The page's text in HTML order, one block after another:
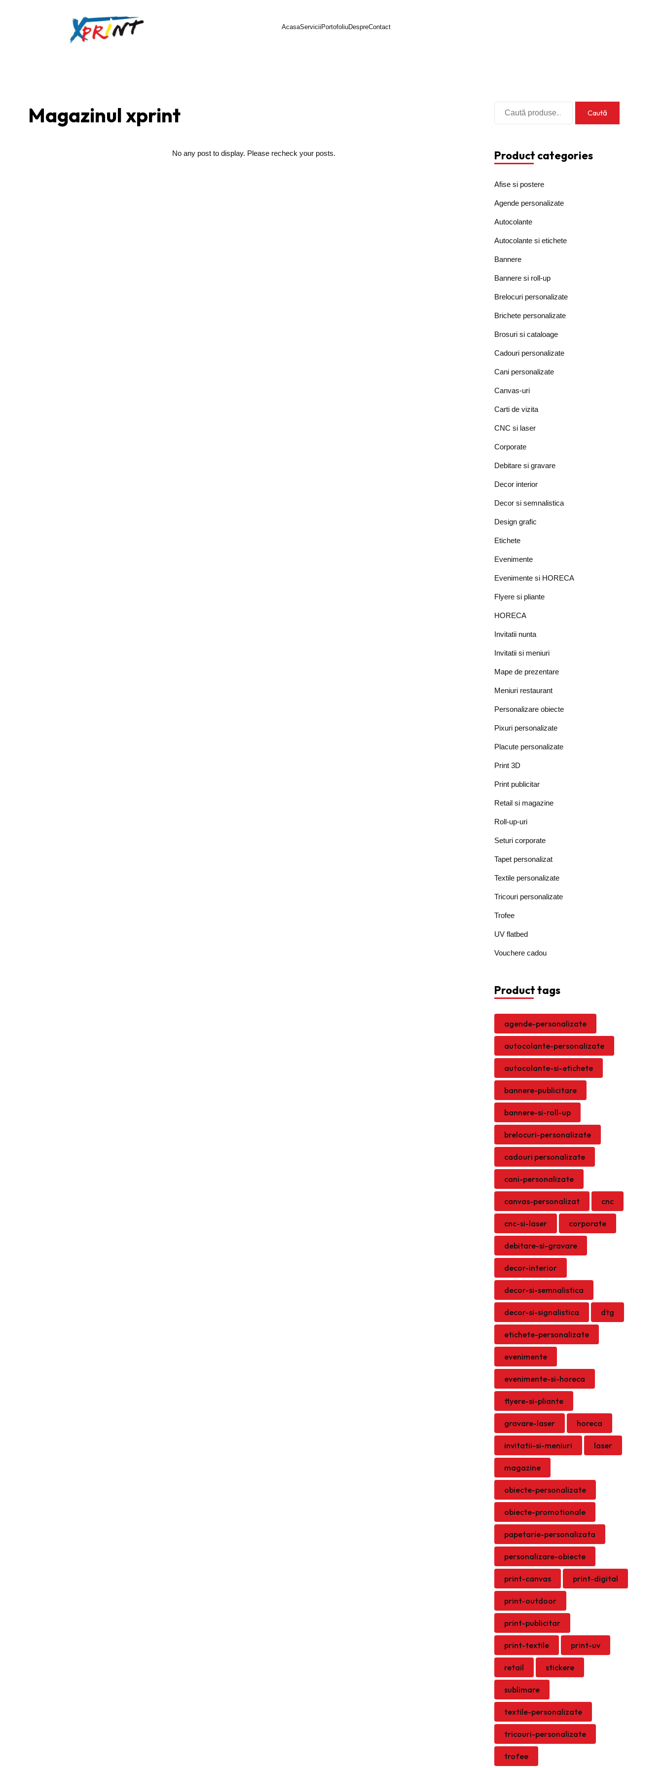
AcasaServicii PortofoliuDespreContact
Magazinul xprint
No any post to display. Please recheck your posts.
Caută
Caută
Product categories
Afise si postere
Agende personalizate
Autocolante
Autocolante si etichete
Bannere
Bannere si roll-up
Brelocuri personalizate
Brichete personalizate
Brosuri si cataloage
Cadouri personalizate
Cani personalizate
Canvas-uri
Carti de vizita
CNC si laser
Corporate
Debitare si gravare
Decor interior
Decor si semnalistica
Design grafic
Etichete
Evenimente
Evenimente si HORECA
Flyere si pliante
HORECA
Invitatii nunta
Invitatii si meniuri
Mape de prezentare
Meniuri restaurant
Personalizare obiecte
Pixuri personalizate
Placute personalizate
Print 3D
Print publicitar
Retail si magazine
Roll-up-uri
Seturi corporate
Tapet personalizat
Textile personalizate
Tricouri personalizate
Trofee
UV flatbed
Vouchere cadou
Product tags
agende-personalizate
autocolante-personalizate
autocolante-si-etichete
bannere-publicitare
bannere-si-roll-up
brelocuri-personalizate
cadouri personalizate
cani-personalizate
canvas-personalizat cnc
cnc-si-laser corporate
debitare-si-gravare
decor-interior
decor-si-semnalistica
decor-si-signalistica dtg
etichete-personalizate
evenimente
evenimente-si-horeca
flyere-si-pliante
gravare-laser horeca
invitatii-si-meniuri laser
magazine
obiecte-personalizate
obiecte-promotionale
papetarie-personalizata
personalizare-obiecte
print-canvas print-digital
print-outdoor
print-publicitar
print-textile print-uv
retail stickere
sublimare
textile-personalizate
tricouri-personalizate
trofee